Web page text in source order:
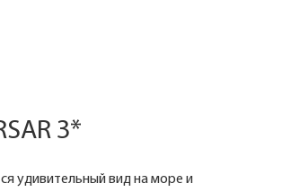
3*
удивительный вид на море и